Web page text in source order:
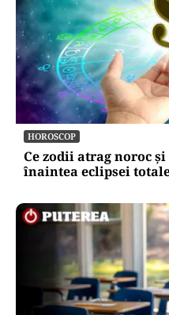
HOROSCOP
Ce zodii atrag noroc și
înaintea eclipsei